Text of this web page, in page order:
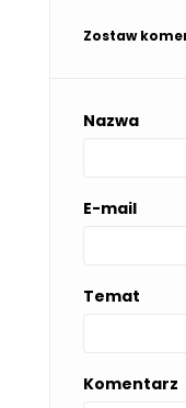
Zostaw
Nazwa
E-mail
Temat
Komentarz